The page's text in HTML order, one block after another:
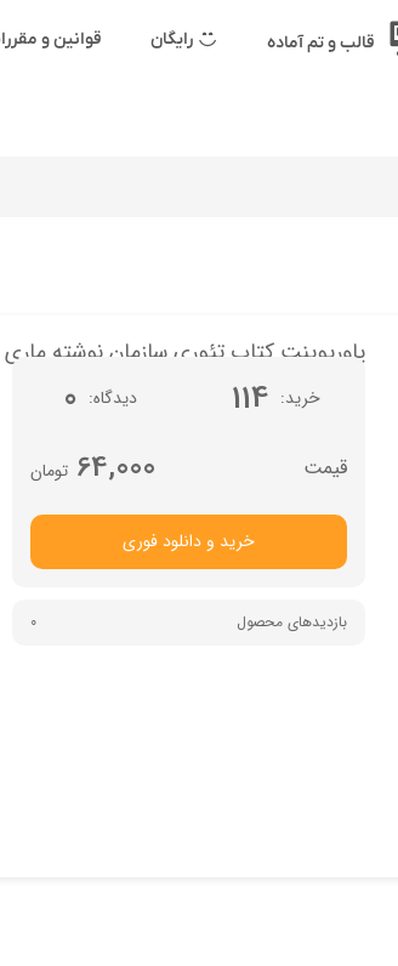
قالب و تم آماده رایگان قوانین و
پاورپوینت کتاب تئوری سازمان نوشته
خرید 114 دیدگاه 0
تومان64,000
خرید و دانلود فوری
بازدیدهای محصول 0